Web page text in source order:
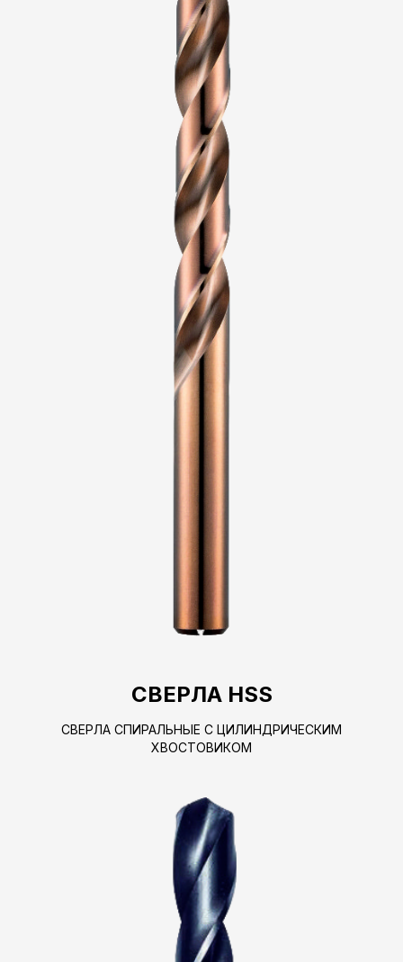
СВЕРЛА HSS
СВЕРЛА СПИРАЛЬНЫЕ С ЦИЛИНДРИЧЕСКИМ
ХВОСТОВИКОМ